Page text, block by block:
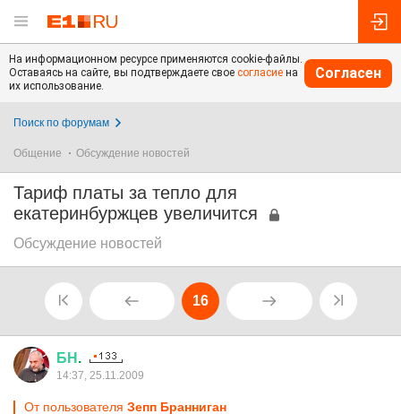
На информационном ресурсе применяются cookie-файлы.
Оставаясь на сайте, вы подтверждаете свое согласие на
их использование.
Согласен
Поиск по форумам
Общение Обсуждение новостей
Тариф платы за тепло для
екатеринбуржцев увеличится
Обсуждение новостей
16
БН .
14:37, 25.11.2009
От пользователя Зепп Бранниган